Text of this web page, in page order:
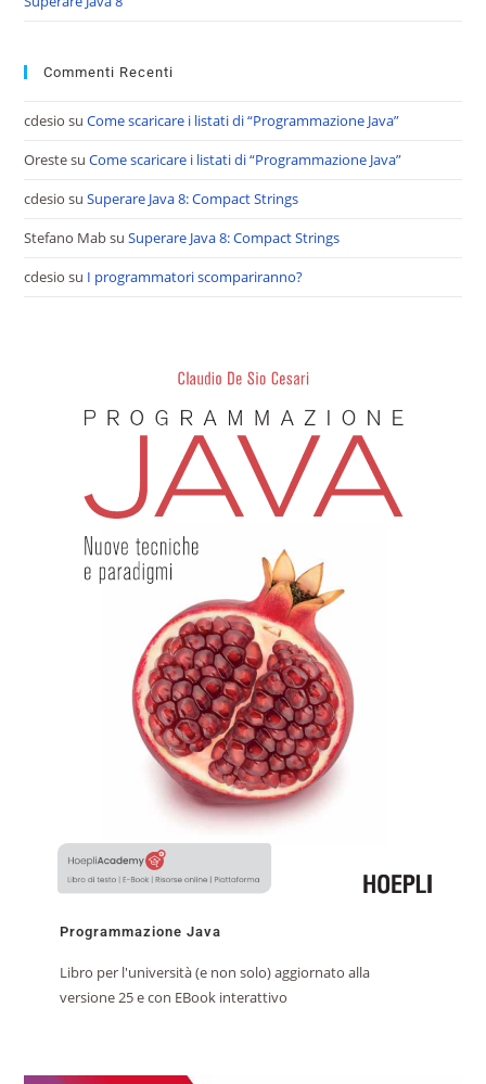
Commenti Recenti
cdesio suCome scaricare i listati di “Programmazione Java”
OrestesuCome scaricare i listati di “Programmazione Java”
cdesio suSuperare Java 8: Compact Strings
Stefano MabsuSuperare Java 8: Compact Strings
cdesio su I programmatori scompariranno?
Programmazione Java
Libro per l'università (e non solo) aggiornato alla
versione 25 e con EBook interattivo